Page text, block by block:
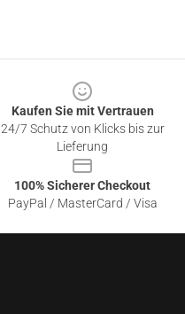
Kaufen Sie mit Vertrauen
24/7 Schutz von Klicks bis zur
Lieferung
100% Sicherer Checkout
PayPal / MasterCard / Visa